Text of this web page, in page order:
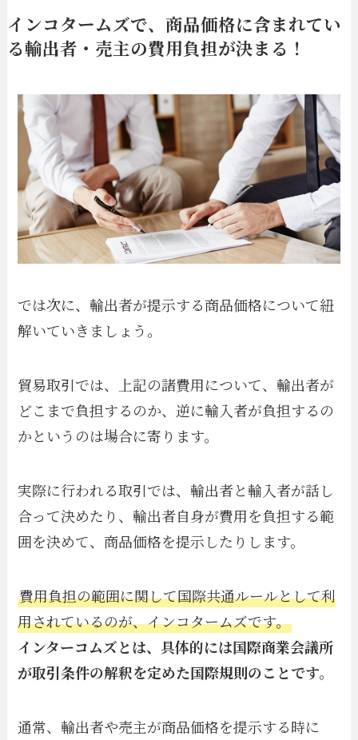
インコタームズで、商品価格に含まれてい
る輸出者・売主の費用負担が決まる！
では次に、輸出者が提示する商品価格について紐
解いていきましょう。
貿易取引では、上記の諸費用について、輸出者が
どこまで負担するのか、逆に輸入者が負担するの
かというのは場合に寄ります。
実際に行われる取引では、輸出者と輸入者が話し
合って決めたり、輸出者自身が費用を負担する範
囲を決めて、商品価格を提示したりします。
費用負担の範囲に関して国際共通ルールとして利
用されているのが、インコタームズです。
インターコムズとは、具体的には国際商業会議所
が取引条件の解釈を定めた国際規則のことです。
通常、輸出者や売主が商品価格を提示する時に